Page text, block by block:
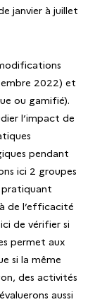
janvier à juillet
2022) et
ou gamifié).
l’impact de
pendant
ici 2 groupes
pratiquant
de l’efficacité
de vérifier si
permet aux
si la même
des activités
aussi